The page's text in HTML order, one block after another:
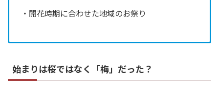
・開花時期に合わせた地域のお祭り
始まりは桜ではなく「梅」だった？